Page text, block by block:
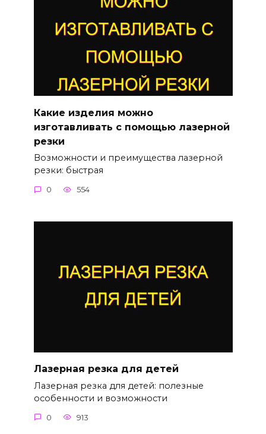
Какие изделия можно
изготавливать с помощью лазерной
резки
Возможности и преимущества лазерной
резки: быстрая
0 554
Лазерная резка для детей
Лазерная резка для детей: полезные
особенности и возможности
0 913